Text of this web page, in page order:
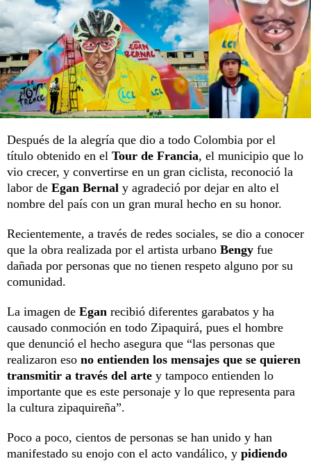
Después de la alegría que dio a todo Colombia por el
título obtenido en el Tour de Francia, el municipio que lo
vio crecer, y convertirse en un gran ciclista, reconoció la
labor de Egan Bernal y agradeció por dejar en alto el
nombre del país con un gran mural hecho en su honor.
Recientemente, a través de redes sociales, se dio a conocer
que la obra realizada por el artista urbano Bengy fue
dañada por personas que no tienen respeto alguno por su
comunidad.
La imagen de Egan recibió diferentes garabatos y ha
causado conmoción en todo Zipaquirá, pues el hombre
que denunció el hecho asegura que “las personas que
realizaron eso no entienden los mensajes que se quieren
transmitir a través del arte y tampoco entienden lo
importante que es este personaje y lo que representa para
la cultura zipaquireña”.
Poco a poco, cientos de personas se han unido y han
manifestado su enojo con el acto vandálico, y pidiendo